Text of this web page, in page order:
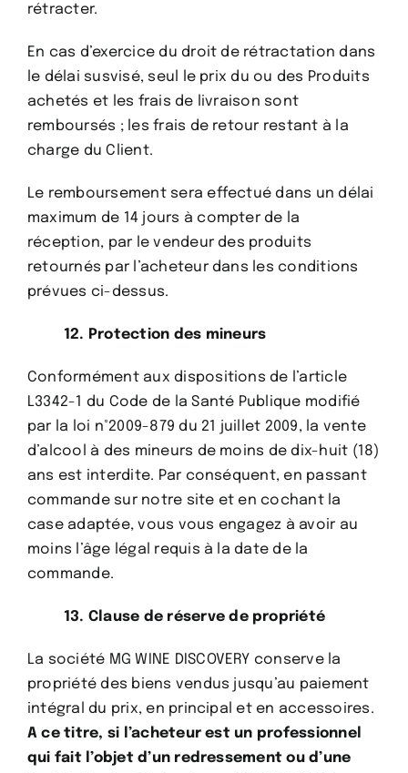
rétracter.
En cas d’exercice du droit de rétractation dans
le délai susvisé, seul le prix du ou des Produits
achetés et les frais de livraison sont
remboursés ; les frais de retour restant à la
charge du Client.
Le remboursement sera effectué dans un délai
maximum de 14 jours à compter de la
réception, par le vendeur des produits
retournés par l’acheteur dans les conditions
prévues ci-dessus.
12. Protection des mineurs
Conformément aux dispositions de l’article
L3342-1 du Code de la Santé Publique modifié
par la loi n°2009-879 du 21 juillet 2009, la vente
d’alcool à des mineurs de moins de dix-huit (18)
ans est interdite. Par conséquent, en passant
commande sur notre site et en cochant la
case adaptée, vous vous engagez à avoir au
moins l’âge légal requis à la date de la
commande.
13. Clause de réserve de propriété
La société MG WINE DISCOVERY conserve la
propriété des biens vendus jusqu’au paiement
intégral du prix, en principal et en accessoires.
A ce titre, si l’acheteur est un professionnel
qui fait l’objet d’un redressement ou d’une